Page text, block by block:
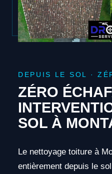
DEPUIS LE SOL ·
ZÉRO
SOL À
Le nettoyage toiture à
entièrement depuis le